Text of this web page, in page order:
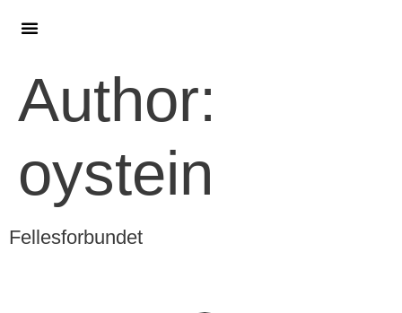
Author:
oystein
Fellesforbundet